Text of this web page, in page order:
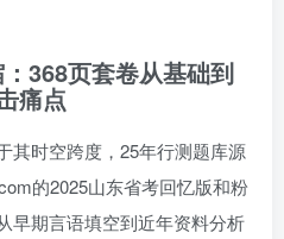
368页套卷从基础到
痛点
其时空跨度，25年行测题库源
的2025山东省考回忆版和粉
早期言语填空到近年资料分析